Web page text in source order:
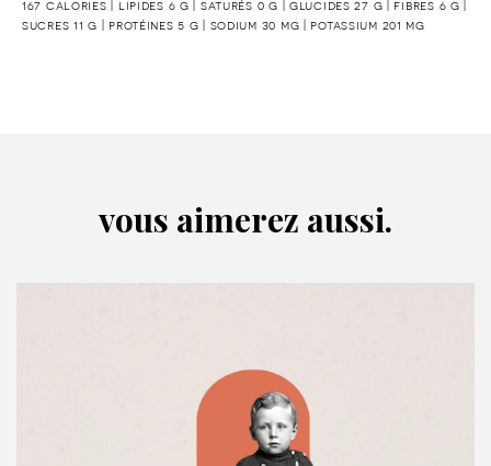
167 calories | lipides 6 g | saturés 0 g | glucides 27 g | fibres 6 g |
sucres 11 g | protéines 5 g | sodium 30 mg | potassium 201 mg
vous aimerez aussi.